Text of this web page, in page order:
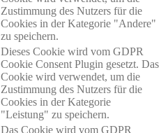
Zustimmung des Nutzers für die
Cookies in der Kategorie "Andere"
zu speichern.
Dieses Cookie wird vom GDPR
Cookie Consent Plugin gesetzt. Das
Cookie wird verwendet, um die
Zustimmung des Nutzers für die
Cookies in der Kategorie
"Leistung" zu speichern.
Das Cookie wird vom GDPR